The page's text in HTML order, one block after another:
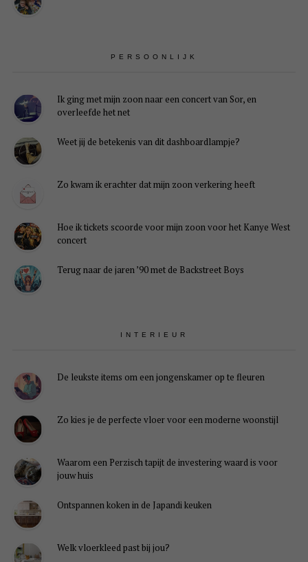
PERSOONLIJK
Ik ging met mijn zoon naar een concert van Sor, en
overleefde het net
Weet jij de betekenis van dit dashboardlampje?
Zo kwam ik erachter dat mijn zoon verkering heeft
Hoe ik tickets scoorde voor mijn zoon voor het Kanye West
concert
Terug naar de jaren ’90 met de Backstreet Boys
INTERIEUR
De leukste items om een jongenskamer op te fleuren
Zo kies je de perfecte vloer voor een moderne woonstijl
Waarom een Perzisch tapijt de investering waard is voor
jouw huis
Ontspannen koken in de Japandi keuken
Welk vloerkleed past bij jou?